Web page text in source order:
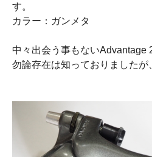
す。
カラー：ガンメタ
中々出会う事もないAdvantage
勿論存在は知っておりましたが